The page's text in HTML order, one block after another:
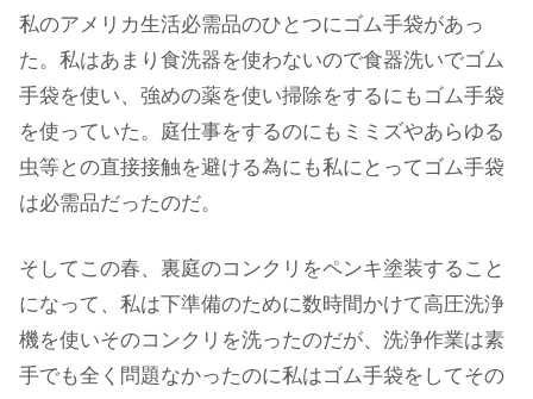
私のアメリカ生活必需品のひとつにゴム手袋があっ
た。私はあまり食洗器を使わないので食器洗いでゴム
手袋を使い、強めの薬を使い掃除をするにもゴム手袋
を使っていた。庭仕事をするのにもミミズやあらゆる
虫等との直接接触を避ける為にも私にとってゴム手袋
は必需品だったのだ。
そしてこの春、裏庭のコンクリをペンキ塗装すること
になって、私は下準備のために数時間かけて高圧洗浄
機を使いそのコンクリを洗ったのだが、洗浄作業は素
手でも全く問題なかったのに私はゴム手袋をしてその